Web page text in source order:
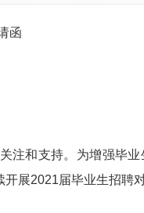
函
注和支持。为增强毕业
展2021届毕业生招聘